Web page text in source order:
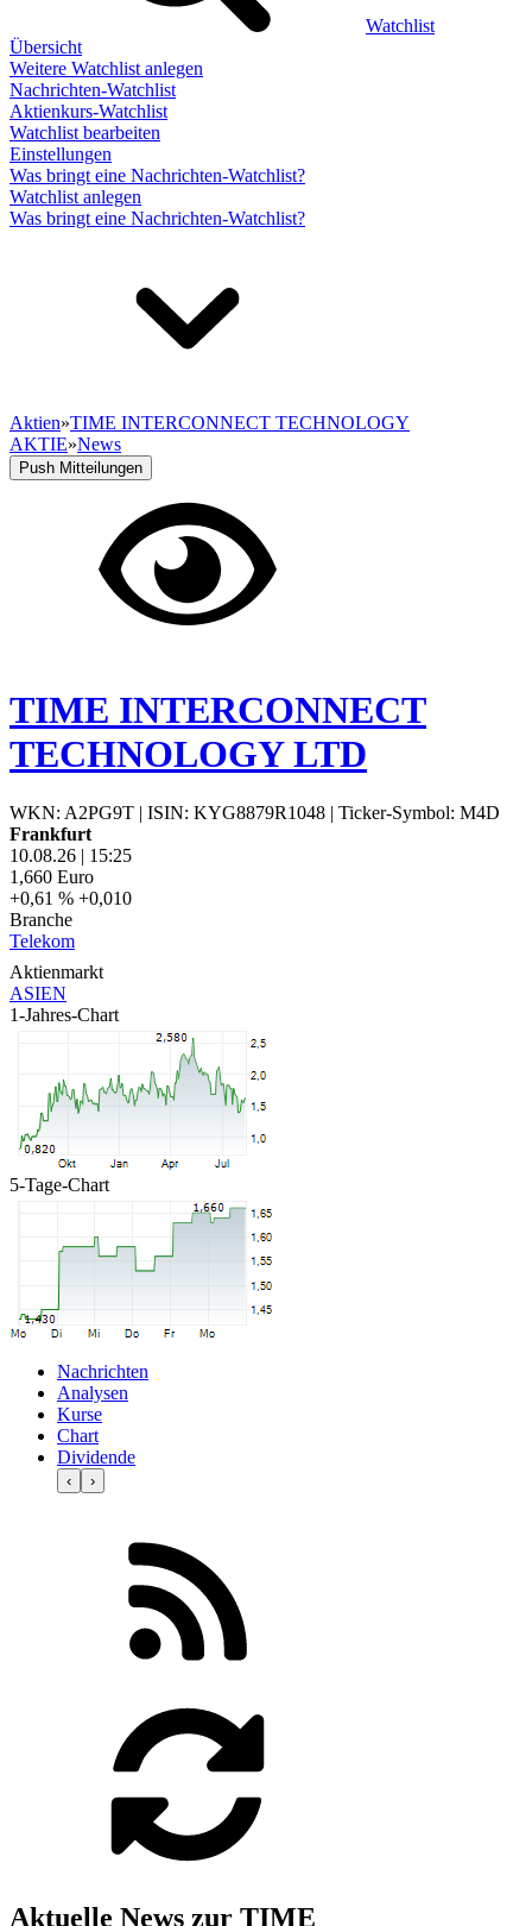
Watchlist
Übersicht
Weitere Watchlist anlegen
Nachrichten-Watchlist
Aktienkurs-Watchlist
Watchlist bearbeiten
Einstellungen
Was bringt eine Nachrichten-Watchlist?
Watchlist anlegen
Was bringt eine Nachrichten-Watchlist?
Aktien»TIME INTERCONNECT TECHNOLOGY
AKTIE»News
Push Mitteilungen
TIME INTERCONNECT
TECHNOLOGY LTD
WKN: A2PG9T | ISIN: KYG8879R1048 | Ticker-Symbol: M4D
Frankfurt
10.08.26 | 15:25
1,660 Euro
+0,61 % +0,010
Branche
Telekom
Aktienmarkt
ASIEN
1-Jahres-Chart
5-Tage-Chart
Nachrichten
Analysen
Kurse
Chart
Dividende
‹ ›
Aktuelle News zur TIME